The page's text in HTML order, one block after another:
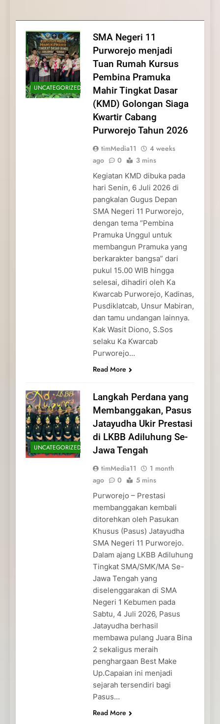
dan Pengabdian Generasi
Pramuka
Pramuka
Kepedulian
UNCATEGORIZED
SMA Negeri 11
Purworejo menjadi
Tuan Rumah Kursus
Pembina Pramuka
Mahir Tingkat Dasar
(KMD) Golongan Siaga
Kwartir Cabang
Purworejo Tahun 2026
timMedia11
4 weeks
ago
0 3 mins
Kegiatan KMD dibuka pada
hari Senin, 6 Juli 2026 di
pangkalan Gugus Depan
SMA Negeri 11 Purworejo,
dengan tema “Pembina
Pramuka Unggul untuk
membangun Pramuka yang
berkarakter bangsa” dari
pukul 15.00 WIB hingga
selesai, dihadiri oleh Ka
Kwarcab Purworejo, Kadinas,
Pusdiklatcab, Unsur Mabiran,
dan tamu undangan lainnya.
Kak Wasit Diono, S.Sos
selaku Ka Kwarcab
Purworejo…
Read More
UNCATEGORIZED
Langkah Perdana yang
Membanggakan, Pasus
Jatayudha Ukir Prestasi
di LKBB Adiluhung Se-
Jawa Tengah
timMedia11
1 month
ago
0 5 mins
Purworejo – Prestasi
membanggakan kembali
ditorehkan oleh Pasukan
Khusus (Pasus) Jatayudha
SMA Negeri 11 Purworejo.
Dalam ajang LKBB Adiluhung
Tingkat SMA/SMK/MA Se-
Jawa Tengah yang
diselenggarakan di SMA
Negeri 1 Kebumen pada
Sabtu, 4 Juli 2026, Pasus
Jatayudha berhasil
membawa pulang Juara Bina
2 sekaligus meraih
penghargaan Best Make
Up.Capaian ini menjadi
sejarah tersendiri bagi
Pasus…
Read More